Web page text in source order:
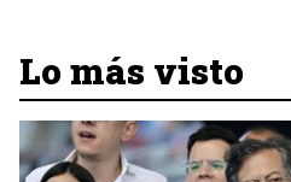
Lo más visto